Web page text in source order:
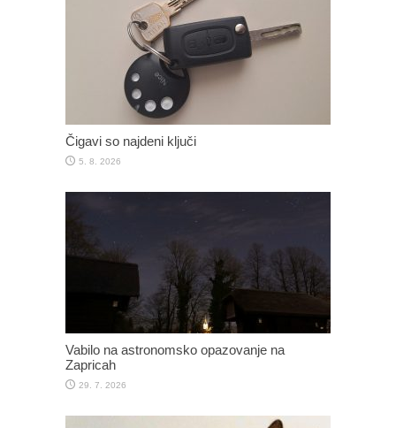
Čigavi so najdeni ključi
5. 8. 2026
Vabilo na astronomsko opazovanje na
Zapricah
29. 7. 2026